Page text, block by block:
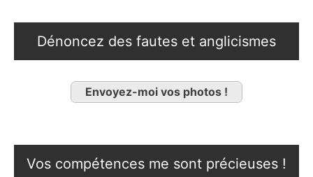
Dénoncez des fautes et anglicismes
Envoyez-moi vos photos !
Vos compétences me sont précieuses !